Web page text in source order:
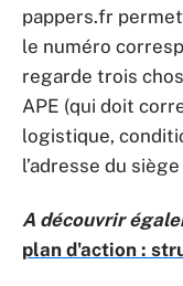
pappers.fr
le numéro
regarde trois
APE (qui doit
logistique,
l’adresse du
A découvrir
plan d'action :